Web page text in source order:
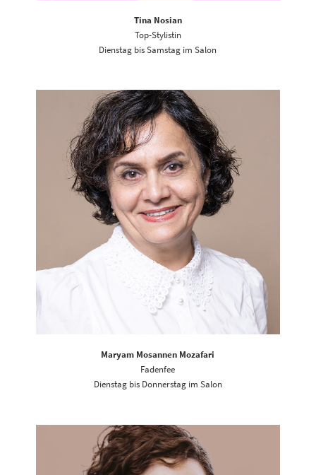
Tina Nosian
Top-Stylistin
Dienstag bis Samstag im Salon
Maryam Mosannen Mozafari
Fadenfee
Dienstag bis Donnerstag im Salon